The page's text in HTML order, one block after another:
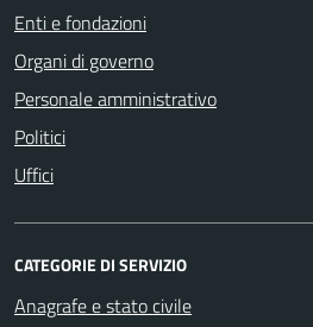
Enti e fondazioni
Organi di governo
Personale amministrativo
Politici
Uffici
CATEGORIE DI SERVIZIO
Anagrafe e stato civile